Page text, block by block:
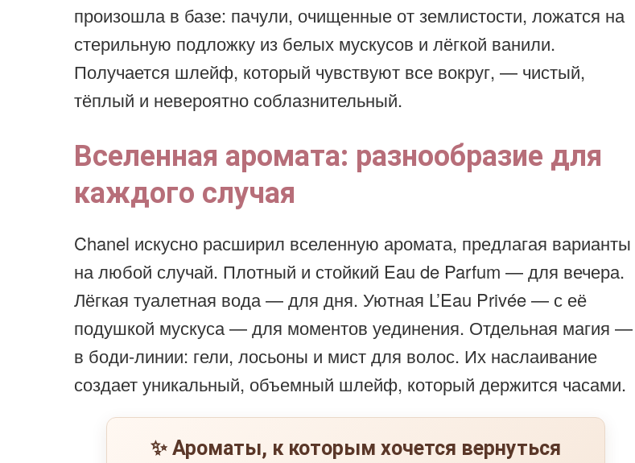
произошла в базе: пачули, очищенные от землистости, ложатся на
стерильную подложку из белых мускусов и лёгкой ванили.
Получается шлейф, который чувствуют все вокруг, — чистый,
тёплый и невероятно соблазнительный.
Вселенная аромата: разнообразие для
каждого случая
Chanel искусно расширил вселенную аромата, предлагая варианты
на любой случай. Плотный и стойкий Eau de Parfum — для вечера.
Лёгкая туалетная вода — для дня. Уютная L’Eau Privée — с её
подушкой мускуса — для моментов уединения. Отдельная магия —
в боди-линии: гели, лосьоны и мист для волос. Их наслаивание
создает уникальный, объемный шлейф, который держится часами.
✨ Ароматы, к которым хочется вернуться